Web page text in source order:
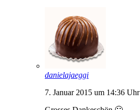
danielajaeggi
7. Januar 2015 um 14:36 Uhr